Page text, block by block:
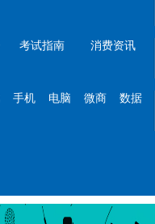
考试指南 消费资讯
手机 电脑 微商 数据